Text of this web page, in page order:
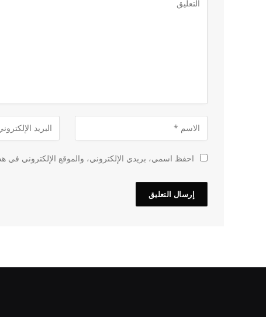
احفظ اسمي، بريدي الإلكتروني، والموقع الإلكتروني في